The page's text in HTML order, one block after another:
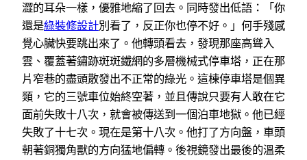
澀的耳朵一樣，優雅地縮了回去。同時發出低語：「你
還是綠裝修設計別看了，反正你也停不好。」何手殘感
覺心臟快要跳出來了。他轉頭看去，發現那座高聳入
雲、覆蓋著鏽跡斑斑鐵網的多層機械式停車塔，正在那
片窄巷的盡頭散發出不正常的綠光。這棟停車塔是個異
類，它的三號車位始終空著，並且傳說只要有人敢在它
面前失敗十八次，就會被傳送到一個泊車地獄。他已經
失敗了十七次。現在是第十八次。他打了方向盤，車頭
朝著銅獨角獸的方向猛地偏轉。後視鏡發出最後的溫柔